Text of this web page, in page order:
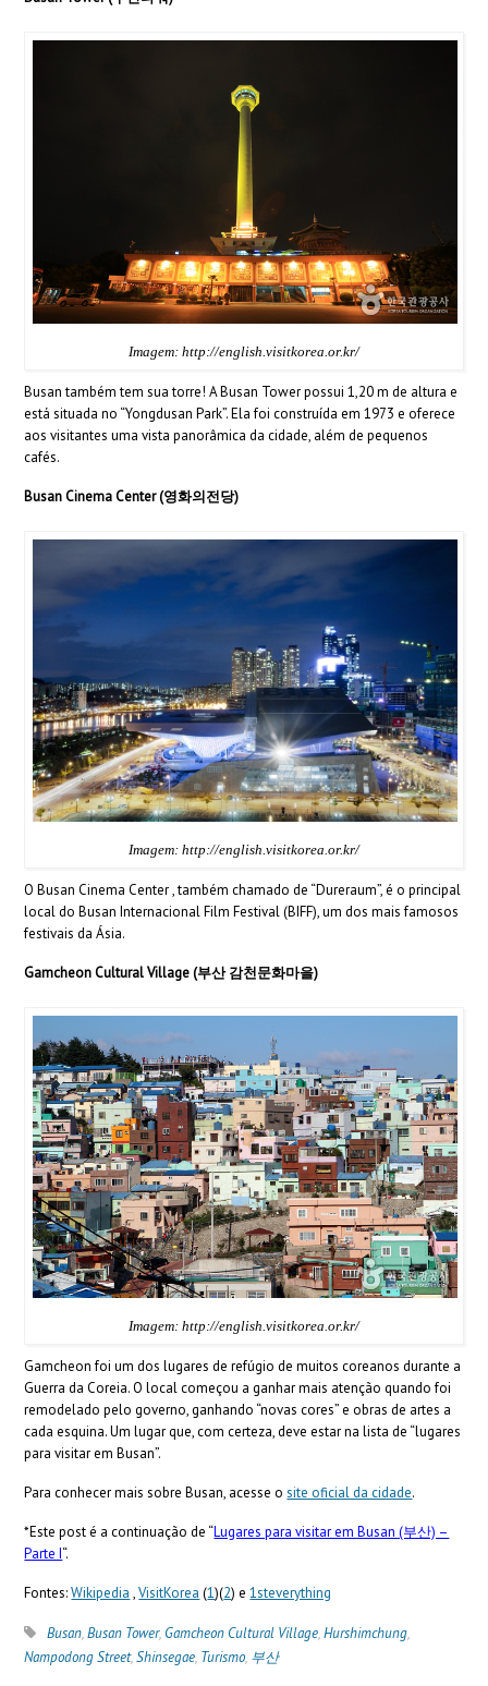
Imagem: http://english.visitkorea.or.kr/
Busan também tem sua torre! A Busan Tower possui 1,20 m de altura e
está situada no “Yongdusan Park”. Ela foi construída em 1973 e oferece
aos visitantes uma vista panorâmica da cidade, além de pequenos
cafés.
Busan Cinema Center (영화의전당)
Imagem: http://english.visitkorea.or.kr/
O Busan Cinema Center , também chamado de “Dureraum”, é o principal
local do Busan Internacional Film Festival (BIFF), um dos mais famosos
festivais da Ásia.
Gamcheon Cultural Village (부산 감천문화마을)
Imagem: http://english.visitkorea.or.kr/
Gamcheon foi um dos lugares de refúgio de muitos coreanos durante a
Guerra da Coreia. O local começou a ganhar mais atenção quando foi
remodelado pelo governo, ganhando “novas cores” e obras de artes a
cada esquina. Um lugar que, com certeza, deve estar na lista de “lugares
para visitar em Busan”.
Para conhecer mais sobre Busan, acesse osite oficial da cidade.
*Este post é a continuação de “Lugares para visitar em Busan (부산) –
Parte I“.
Fontes:Wikipedia ,VisitKorea (1)(2) e1steverything
Busan,Busan Tower, Gamcheon Cultural Village,Hurshimchung,
Nampodong Street,Shinsegae, Turismo, 부산